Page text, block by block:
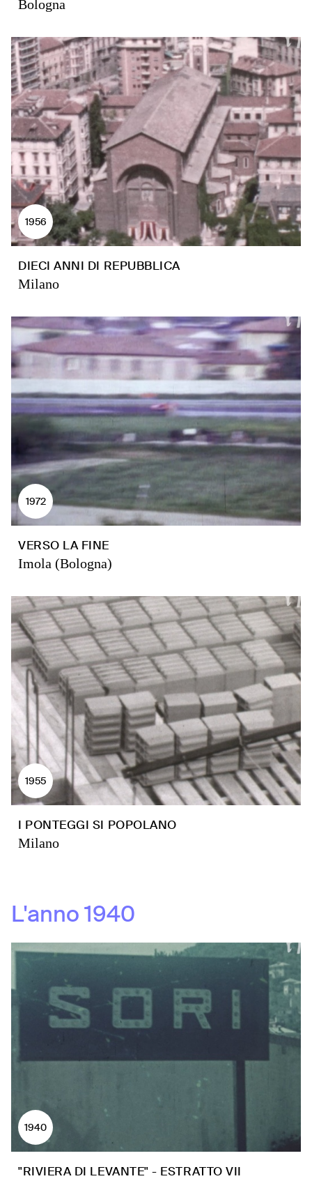
Bologna
1956
DIECI ANNI DI REPUBBLICA
Milano
1972
VERSO LA FINE
Imola (Bologna)
1955
I PONTEGGI SI POPOLANO
Milano
L'anno1940
1940
"RIVIERA DI LEVANTE" - ESTRATTO VII